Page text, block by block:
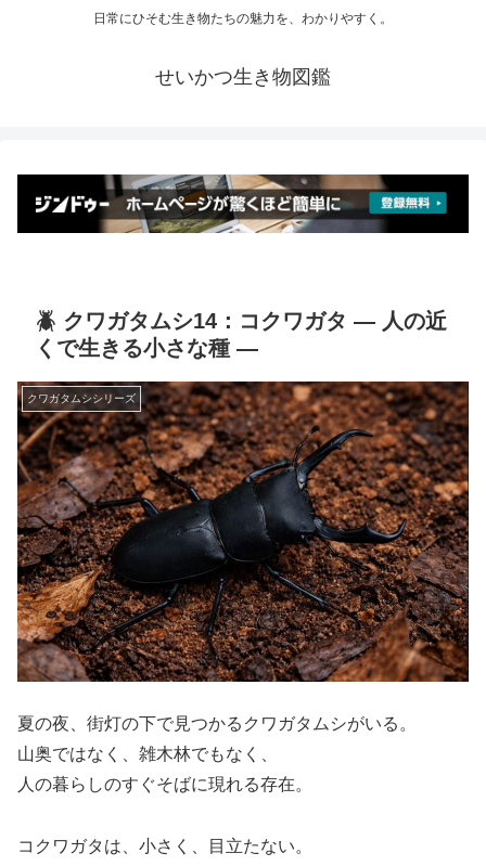
日常にひそむ生き物たちの魅力を、わかりやすく。
せいかつ生き物図鑑
🪲 クワガタムシ14：コクワガタ ― 人の近
くで生きる小さな種 ―
クワガタムシシリーズ
夏の夜、街灯の下で見つかるクワガタムシがいる。
山奥ではなく、雑木林でもなく、
人の暮らしのすぐそばに現れる存在。
コクワガタは、小さく、目立たない。